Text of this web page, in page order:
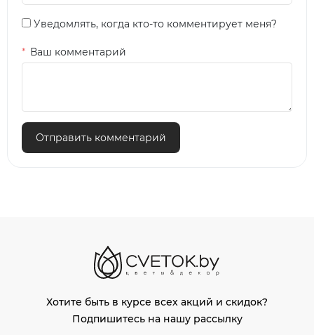
Уведомлять, когда кто-то комментирует меня?
Ваш комментарий
Отправить комментарий
Хотите быть в курсе всех акций и скидок?
Подпишитесь на нашу рассылку